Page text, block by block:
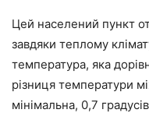
Цей населений пункт
завдяки теплому
температура, яка
різниця температури
мінімальна, 0,7